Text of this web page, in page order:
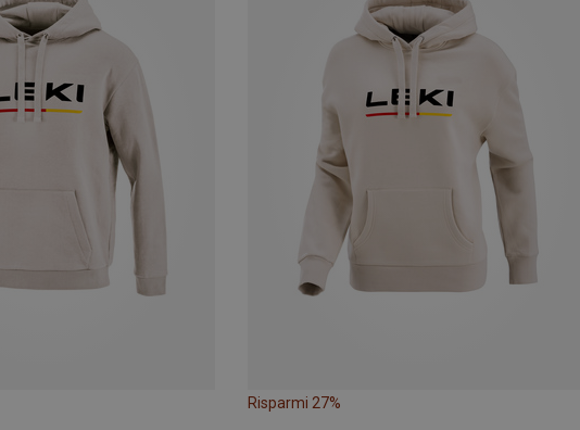
Risparmi 27%